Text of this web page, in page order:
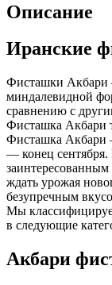
Описание
Иранские
Фисташки Акбари
миндалевидной
сравнению с
Фисташка Акбари
Фисташка Акбари
— конец сентября.
ждать урожая
безупречным
Мы
в следующие
Акбари